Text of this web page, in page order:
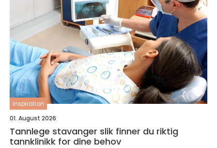
inspiration
01. August 2026
Tannlege stavanger slik finner du riktig
tannklinikk for dine behov